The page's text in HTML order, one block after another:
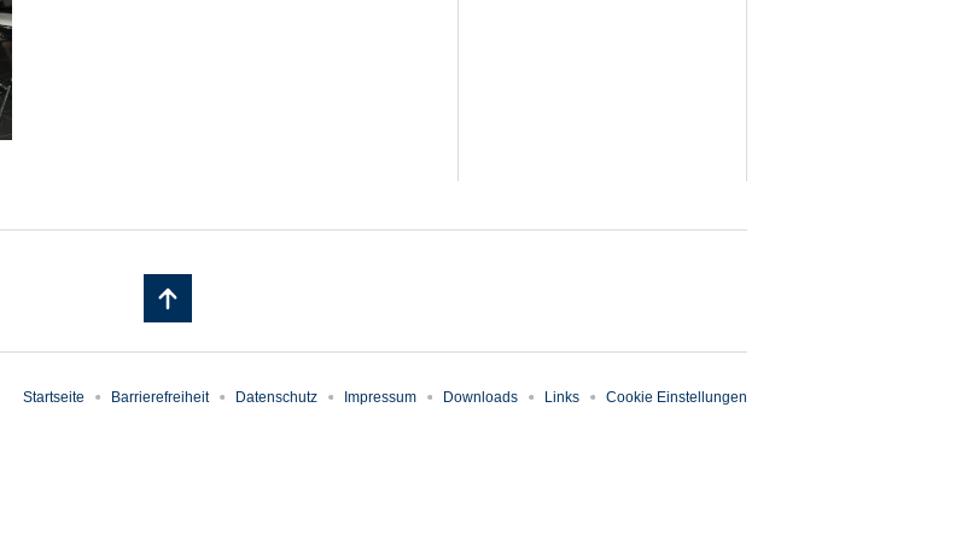
Startseite Barrierefreiheit Datenschutz Impressum Downloads Links Cookie Einstellungen